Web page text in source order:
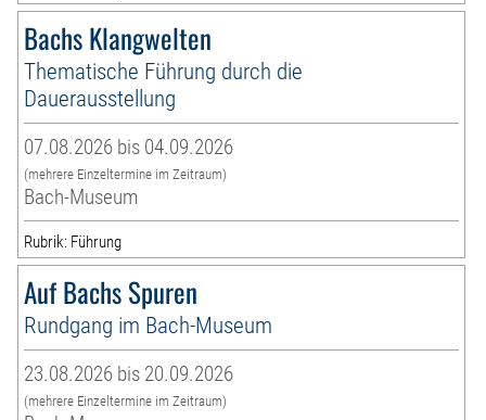
Bachs Klangwelten
Thematische Führung durch die
Dauerausstellung
07.08.2026 bis 04.09.2026
(mehrere Einzeltermine im Zeitraum)
Bach-Museum
Rubrik: Führung
Auf Bachs Spuren
Rundgang im Bach-Museum
23.08.2026 bis 20.09.2026
(mehrere Einzeltermine im Zeitraum)